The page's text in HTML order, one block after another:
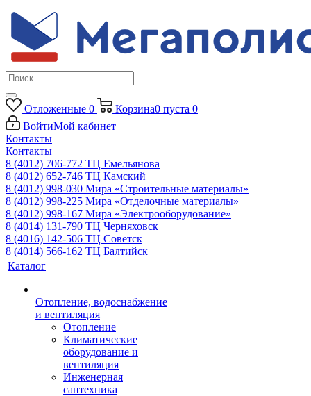
Отложенные 0 Корзина0 пуста 0
ВойтиМой кабинет
Контакты
Контакты
8 (4012) 706-772 ТЦ Емельянова
8 (4012) 652-746 ТЦ Камский
8 (4012) 998-030 Мира «Строительные материалы»
8 (4012) 998-225 Мира «Отделочные материалы»
8 (4012) 998-167 Мира «Электрооборудование»
8 (4014) 131-790 ТЦ Черняховск
8 (4016) 142-506 ТЦ Советск
8 (4014) 566-162 ТЦ Балтийск
Каталог
Отопление, водоснабжение
и вентиляция
Отопление
Климатические
оборудование и
вентиляция
Инженерная
сантехника